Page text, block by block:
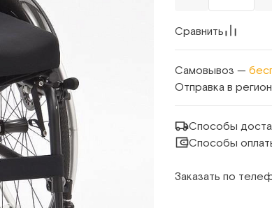
Сравнить
Самовывоз —
Отправка в
Способы
Способы
Заказать по